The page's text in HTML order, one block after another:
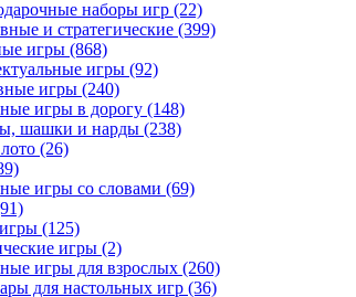
наборы игр (22)
и стратегические (399)
игры (868)
игры (92)
игры (240)
игры в дорогу (148)
шашки и нарды (238)
(26)
игры со словами (69)
(125)
игры (2)
игры для взрослых (260)
для настольных игр (36)